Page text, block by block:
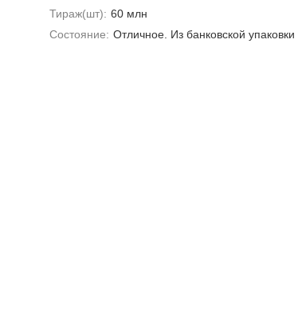
Тираж(шт): 60 млн
Состояние: Отличное. Из банковской упаковки